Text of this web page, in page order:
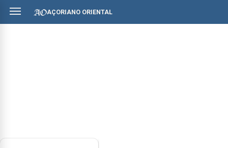
AÇORIANO ORIENTAL